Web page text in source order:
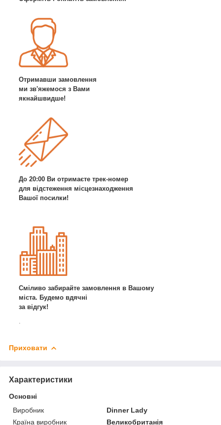
Отримавши замовлення
ми зв'яжемося з Вами
якнайшвидше!
До 20:00 Ви отримаєте трек-номер
для відстеження місцезнаходження
Вашої посилки!
Сміливо забирайте замовлення в Вашому
міста. Будемо вдячні
за відгук!
Приховати
Характеристики
Основні
Виробник
Dinner Lady
Країна виробник
Великобританія